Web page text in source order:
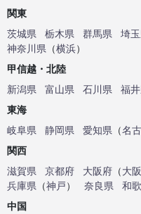
関東
茨城県
栃木県 群馬県 埼
神奈川県 （横浜）
甲信越・北陸
新潟県
富山県 石川県 福
東海
岐阜県
静岡県 愛知県 （名
関西
滋賀県
京都府 大阪府 （大
兵庫県 （神戸） 奈良県
和
中国